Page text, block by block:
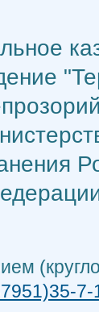
7-